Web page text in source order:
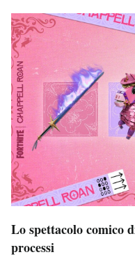
Lo spettacolo comico
processi